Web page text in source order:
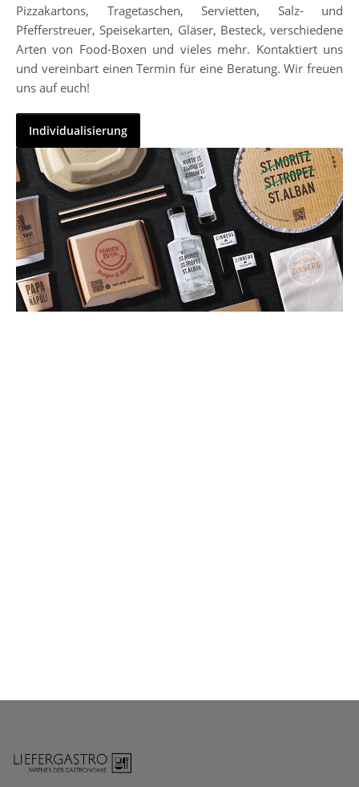
Pizzakartons, Tragetaschen, Servietten, Salz- und
Pfefferstreuer, Speisekarten, Gläser, Besteck, verschiedene
Arten von Food-Boxen und vieles mehr. Kontaktiert uns
und vereinbart einen Termin für eine Beratung. Wir freuen
uns auf euch!
Individualisierung